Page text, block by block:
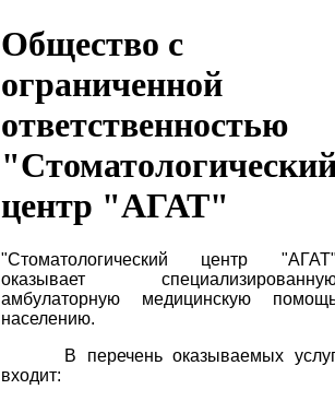
Общество с
ограниченной
ответственностью
центр "АГАТ"
"Стоматологический центр
оказывает
амбулаторную медицинскую
населению.
В перечень оказываемых
входит: